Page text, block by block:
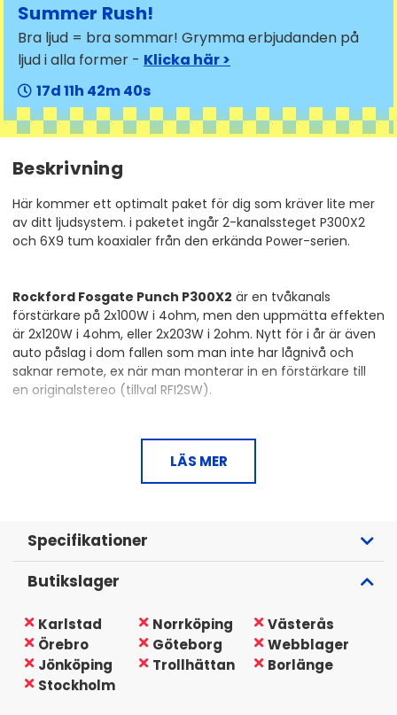
Summer Rush!
Bra ljud = bra sommar! Grymma erbjudanden på
ljud i alla former - Klicka här >
17
11 42 39
Beskrivning
Här kommer ett optimalt paket för dig som kräver lite mer
av ditt ljudsystem. i paketet ingår 2-kanalssteget P300X2
och 6X9 tum koaxialer från den erkända Power-serien.
Rockford Fosgate Punch P300X2 är en tvåkanals
förstärkare på 2x100W i 4ohm, men den uppmätta effekten
är 2x120W i 4ohm, eller 2x203W i 2ohm. Nytt för i år är även
auto påslag i dom fallen som man inte har lågnivå och
saknar remote, ex när man monterar in en förstärkare till
en originalstereo (tillval RFI2SW).
med en CD med testspår, sedan så är det bara att gaina
efter dioderna på förstärkaren, då visar dioderna när man
har nått maximal ren signal från sin bilstereo, och då får
samma sätt som SMD-mätaren.
Rockford Fosgate T1693
6x9" högtalare ur det vassare segmentet. Power-serien
som högtalaren tillhör är en av Rockfords bästa. Det
avspeglar sig i bland annat materialval, design och
utformning, och inte minst ljudet. Vill du ha tungt gung i
bilen och kunna spela riktigt ordentligt bör dessa finnas
LÄS MER
Specifikationer
Butikslager
Karlstad Norrköping
Västerås
Örebro
Göteborg
Webblager
Jönköping
Trollhättan
Borlänge
Stockholm